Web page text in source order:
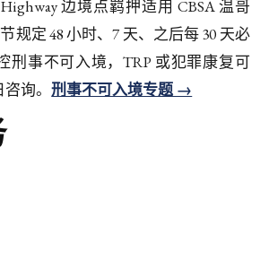
Highway 边境点羁押适用 CBSA 温哥
规定 48 小时、7 天、之后每 30 天必
刑事不可入境，TRP 或犯罪康复可
咨询。刑事不可入境专题 →